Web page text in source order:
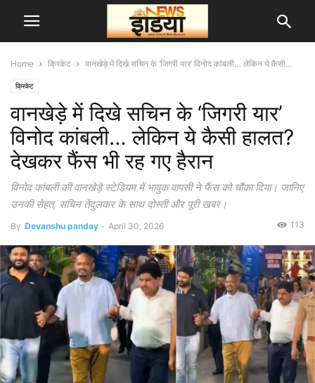
Home क्रिकेट वानखेड़े में दिखे सचिन के ‘जिगरी यार’ विनोद कांबली… लेकिन ये कैसी...
क्रिकेट
वानखेड़े में दिखे सचिन के ‘जिगरी यार’
विनोद कांबली… लेकिन ये कैसी हालत?
देखकर फैंस भी रह गए हैरान
विनोद कांबली की वानखेड़े स्टेडियम में भावुक वापसी ने फैंस को चौंका दिया। जानिए
उनकी सेहत, सचिन तेंदुलकर के साथ दोस्ती और पूरी खबर।
By Devanshu panday - April 30, 2026 113